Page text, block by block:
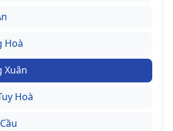
Hoà
Xuân
Hoà